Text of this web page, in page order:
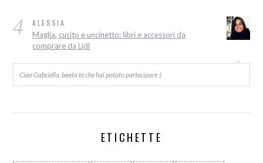
4 ALESSIA
Maglia, cucito e uncinetto: libri e accessori da
comprare da Lidl
Ciao Gabriella, beata te che hai potuto partecipare :)
ETICHETTE